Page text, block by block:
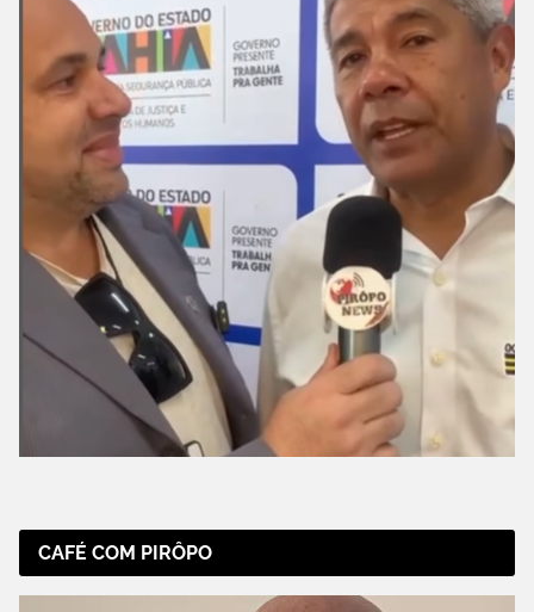
CAFÉ COM PIRÔPO